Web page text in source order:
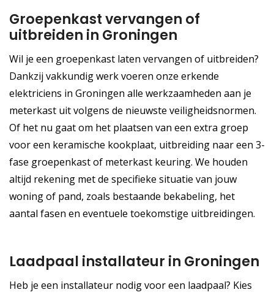
Groepenkast vervangen of
uitbreiden in Groningen
Wil je een groepenkast laten vervangen of uitbreiden?
Dankzij vakkundig werk voeren onze erkende
elektriciens in Groningen alle werkzaamheden aan je
meterkast uit volgens de nieuwste veiligheidsnormen.
Of het nu gaat om het plaatsen van een extra groep
voor een keramische kookplaat, uitbreiding naar een 3-
fase groepenkast of meterkast keuring. We houden
altijd rekening met de specifieke situatie van jouw
woning of pand, zoals bestaande bekabeling, het
aantal fasen en eventuele toekomstige uitbreidingen.
Laadpaal installateur in Groningen
Heb je een installateur nodig voor een laadpaal? Kies